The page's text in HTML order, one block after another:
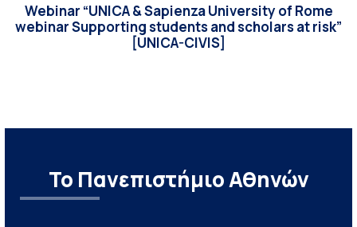
Webinar “UNICA & Sapienza University of Rome
webinar Supporting students and scholars at risk”
[UNICA-CIVIS]
Το Πανεπιστήμιο Αθηνών